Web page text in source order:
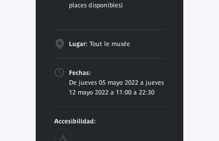
places disponibles)
Lugar: Tout le musée
Fechas:
De jueves 05 mayo 2022 a jueves
12 mayo 2022 a 11:00 a 22:30
Accesibilidad: